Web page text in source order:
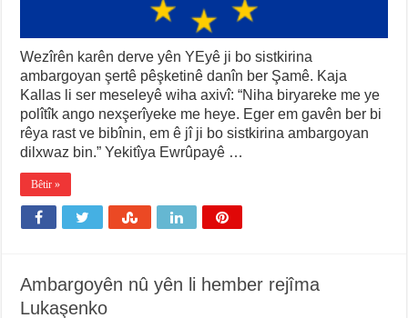
Wezîrên karên derve yên YEyê ji bo sistkirina
ambargoyan şertê pêşketinê danîn ber Şamê. Kaja
Kallas li ser meseleyê wiha axivî: “Niha biryareke me ye
polîtîk ango nexşerîyeke me heye. Eger em gavên ber bi
rêya rast ve bibînin, em ê jî ji bo sistkirina ambargoyan
dilxwaz bin.” Yekitîya Ewrûpayê …
Bêtir »
Ambargoyên nû yên li hember rejîma
Lukaşenko